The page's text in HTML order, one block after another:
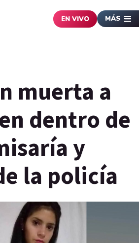
EN VIVO MÁS
muerta a
dentro de
y
la policía